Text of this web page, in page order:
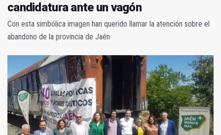
candidatura ante un vagón
Con esta simbólica imagen han querido llamar la atención sobre el
abandono de la provincia de Jaén